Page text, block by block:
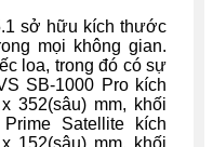
sở hữu kích thước
mọi không gian.
loa, trong đó có sự
SB-1000 Pro kích
352(sâu) mm, khối
Satellite kích
152(sâu) mm, khối